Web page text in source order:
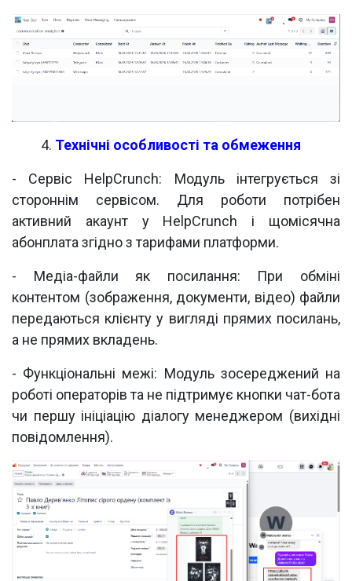
​4. Технічні особливості та обмеження
- Сервіс HelpCrunch: Модуль інтегрується зі
стороннім сервісом. Для роботи потрібен
активний акаунт у HelpCrunch і щомісячна
абонплата згідно з тарифами платформи.
- Медіа-файли як посилання: При обміні
контентом (зображення, документи, відео) файли
передаються клієнту у вигляді прямих посилань,
а не прямих вкладень.
- Функціональні межі: Модуль зосереджений на
роботі операторів та не підтримує кнопки чат-бота
чи першу ініціацію діалогу менеджером (вихідні
повідомлення).